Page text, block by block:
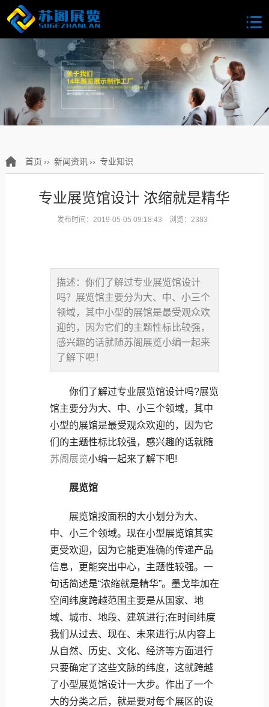
首页 ›› 新闻资讯 ›› 专业知识
专业展览馆设计 浓缩就是精华
发布时间：2019-05-05 09:18:43 浏览：2383
描述：你们了解过专业展览馆设计
吗？展览馆主要分为大、中、小三个
领域，其中小型的展馆是最受观众欢
迎的，因为它们的主题性标比较强，
感兴趣的话就随苏阁展览小编一起来
了解下吧！
你们了解过专业展览馆设计吗?展览
馆主要分为大、中、小三个领域，其中
小型的展馆是最受观众欢迎的，因为它
们的主题性标比较强，感兴趣的话就随
苏阁展览小编一起来了解下吧!
展览馆
展览馆按面积的大小划分为大、
中、小三个领域。现在小型展览馆其实
更受欢迎，因为它能更准确的传递产品
信息，更能突出中心，主题性较强。一
句话简述是“浓缩就是精华”。墨戈毕加在
空间纬度跨越范围主要是从国家、地
域、城市、地段、建筑进行;在时间纬度
我们从过去、现在、未来进行;从内容上
从自然、历史、文化、经济等方面进行
只要确定了这些文脉的纬度，这就跨越
了小型展览馆设计一大步。作出了一个
大的分类之后，就是要对每个展区的设